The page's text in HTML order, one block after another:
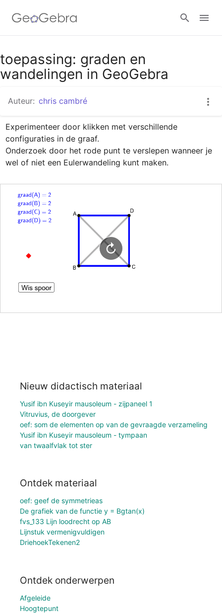
Google Classroom
Aanmelden
toepassing: graden en
wandelingen in GeoGebra
Auteur: chris cambré
Experimenteer door klikken met verschillende
configuraties in de graaf.
Onderzoek door het rode punt te verslepen wanneer je
wel of niet een Eulerwandeling kunt maken.
Nieuw didactisch materiaal
Yusif ibn Kuseyir mausoleum - zijpaneel 1
Vitruvius, de doorgever
oef: som de elementen op van de gevraagde verzameling
Yusif ibn Kuseyir mausoleum - tympaan
van twaalfvlak tot ster
Ontdek materiaal
oef: geef de symmetrieas
De grafiek van de functie y = Bgtan(x)
fvs_133 Lijn loodrecht op AB
Lijnstuk vermenigvuldigen
DriehoekTekenen2
Ontdek onderwerpen
Afgeleide
Hoogtepunt